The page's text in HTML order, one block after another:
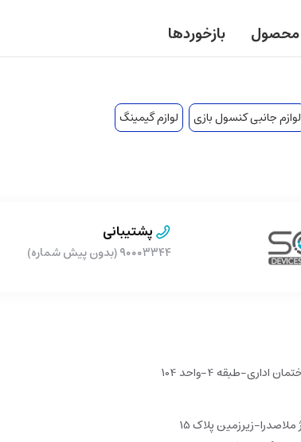
بازخوردها
لوازم جانبی کنسول بازی لوازم گیمینگ
پشتیبانی
۹۰۰۰۳۳۴۴ (بدون پیش شماره)
زیرزمین پلاک 15